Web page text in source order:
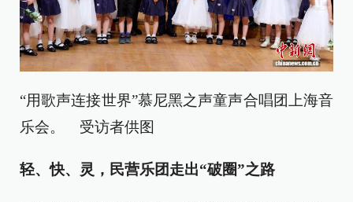
“用歌声连接世界”慕尼黑之声童声合唱团上海音
乐会。 受访者供图
轻、快、灵，民营乐团走出“破圈”之路